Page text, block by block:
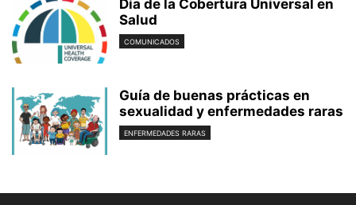
Día de la Cobertura Universal en
Salud
COMUNICADOS
Guía de buenas prácticas en
sexualidad y enfermedades raras
ENFERMEDADES RARAS